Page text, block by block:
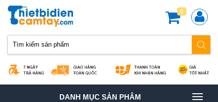
0
TOGGLE
DANH MỤC SẢN PHÂM